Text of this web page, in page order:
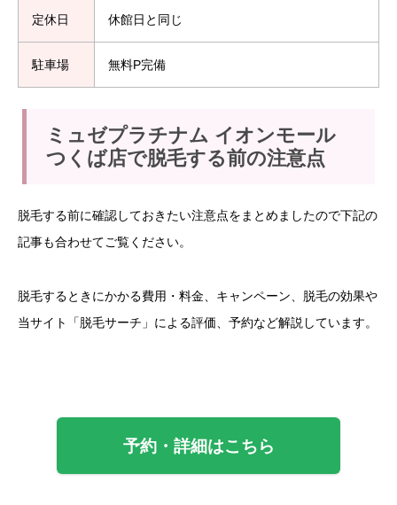
定休日 休館日と同じ
駐車場 無料P完備
ミュゼプラチナム イオンモール
つくば店で脱毛する前の注意点
脱毛する前に確認しておきたい注意点をまとめましたので下記の
記事も合わせてご覧ください。
脱毛するときにかかる費用・料金、キャンペーン、脱毛の効果や
当サイト「脱毛サーチ」による評価、予約など解説しています。
予約・詳細はこちら